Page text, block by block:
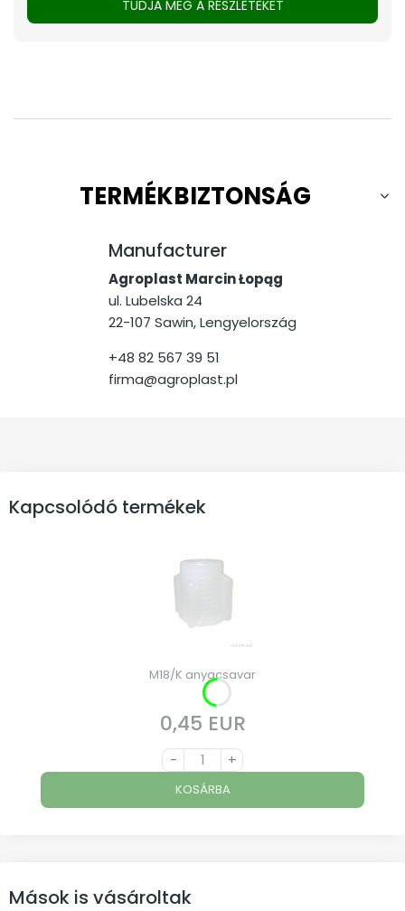
TUDJA MEG A RÉSZLETEKET
TERMÉKBIZTONSÁG
Manufacturer
Agroplast Marcin Łopąg
ul. Lubelska 24
22-107 Sawin, Lengyelország
+48 82 567 39 51
firma@agroplast.pl
Kapcsolódó termékek
M18/K anyacsavar
Ár
0,45 EUR
- +
KOSÁRBA
Mások is vásároltak